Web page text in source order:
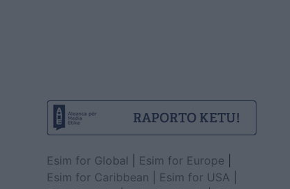
Esim for Global Esim for Europe
Esim for Caribbean
Esim for USA